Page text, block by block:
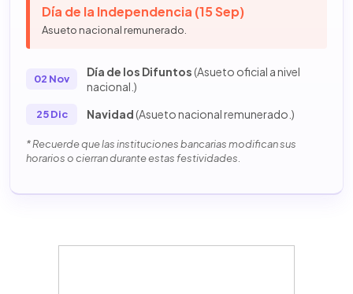
Día de la Independencia (15 Sep)
Asueto nacional remunerado.
02 Nov
Día de los Difuntos(Asueto oficial a nivel
nacional.)
25 Dic Navidad(Asueto nacional remunerado.)
* Recuerde que las instituciones bancarias modifican sus
horarios o cierran durante estas festividades.